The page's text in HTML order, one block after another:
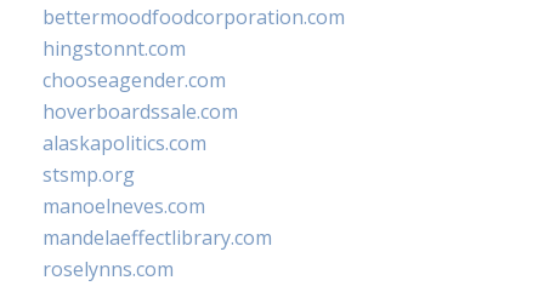
bettermoodfoodcorporation.com
hingstonnt.com
chooseagender.com
hoverboardssale.com
alaskapolitics.com
stsmp.org
manoelneves.com
mandelaeffectlibrary.com
roselynns.com